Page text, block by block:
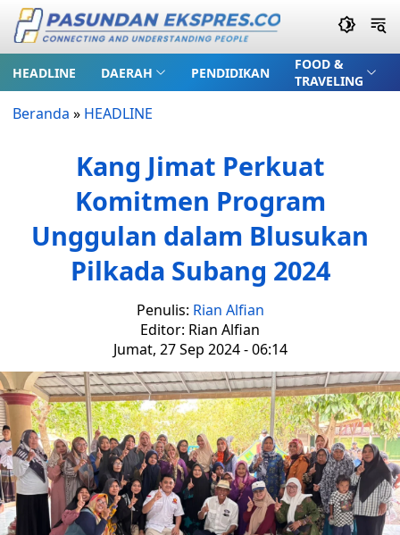
HEADLINE DAERAH PENDIDIKAN
FOOD &
TRAVELING
Beranda » HEADLINE
Kang Jimat Perkuat
Komitmen Program
Unggulan dalam Blusukan
Pilkada Subang 2024
Penulis: Rian Alfian
Editor: Rian Alfian
Jumat, 27 Sep 2024 - 06:14